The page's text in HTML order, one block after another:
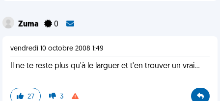
Zuma 0
vendredi 10 octobre 2008 1:49
Il ne te reste plus qu'à le larguer et t'en trouver un vrai…
27 3